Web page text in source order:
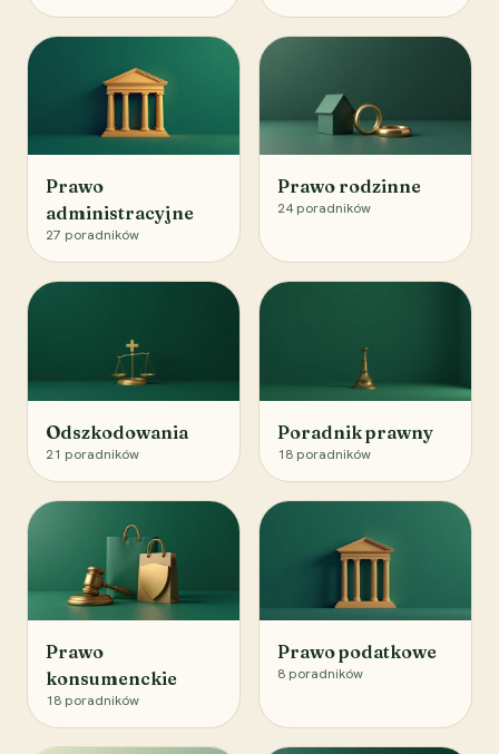
Prawo
administracyjne
27 poradników
Prawo rodzinne
24 poradników
Odszkodowania
21 poradników
Poradnik prawny
18 poradników
Prawo
konsumenckie
18 poradników
Prawo podatkowe
8 poradników